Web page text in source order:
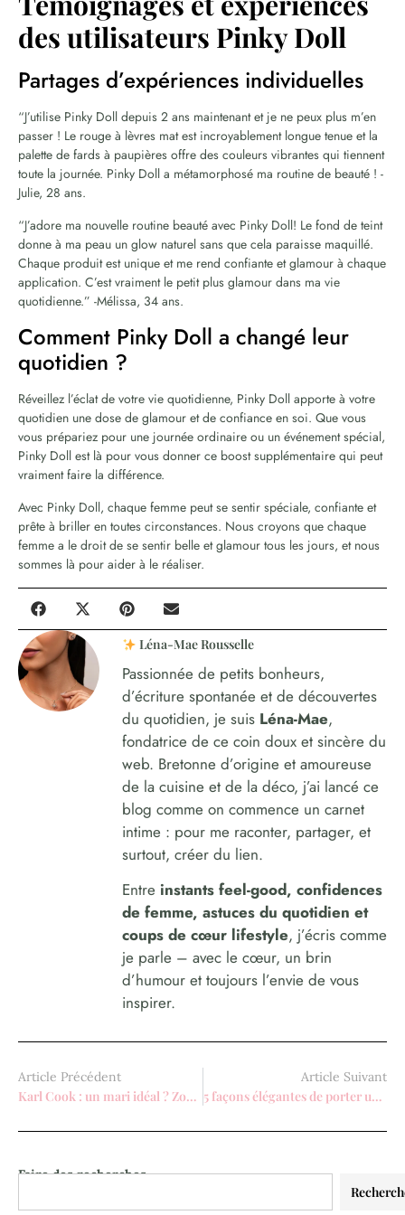
Faire des recherches
des utilisateurs Pinky Doll
Partages d’expériences individuelles
“J’utilise Pinky Doll depuis 2 ans maintenant et je ne peux plus m’en
passer ! Le rouge à lèvres mat est incroyablement longue tenue et la
palette de fards à paupières offre des couleurs vibrantes qui tiennent
toute la journée. Pinky Doll a métamorphosé ma routine de beauté ! -
Julie, 28 ans.
“J’adore ma nouvelle routine beauté avec Pinky Doll! Le fond de teint
donne à ma peau un glow naturel sans que cela paraisse maquillé.
Chaque produit est unique et me rend confiante et glamour à chaque
application. C’est vraiment le petit plus glamour dans ma vie
quotidienne.” -Mélissa, 34 ans.
Comment Pinky Doll a changé leur
quotidien ?
Réveillez l’éclat de votre vie quotidienne, Pinky Doll apporte à votre
quotidien une dose de glamour et de confiance en soi. Que vous
vous prépariez pour une journée ordinaire ou un événement spécial,
Pinky Doll est là pour vous donner ce boost supplémentaire qui peut
vraiment faire la différence.
Avec Pinky Doll, chaque femme peut se sentir spéciale, confiante et
prête à briller en toutes circonstances. Nous croyons que chaque
femme a le droit de se sentir belle et glamour tous les jours, et nous
sommes là pour aider à le réaliser.
Léna-Mae Rousselle
Passionnée de petits bonheurs,
d’écriture spontanée et de découvertes
du quotidien, je suis Léna-Mae,
fondatrice de ce coin doux et sincère du
web. Bretonne d’origine et amoureuse
de la cuisine et de la déco, j’ai lancé ce
blog comme on commence un carnet
intime : pour me raconter, partager, et
surtout, créer du lien.
Entre instants feel-good, confidences
de femme, astuces du quotidien et
coups de cœur lifestyle, j’écris comme
je parle – avec le cœur, un brin
d’humour et toujours l’envie de vous
inspirer.
Article Précédent
Karl Cook : un mari idéal ? Zoom sur son étonnante dévotion pour Kaley Cuoco
Article Suivant
5 façons élégantes de porter une veste à carreaux pour les femmes